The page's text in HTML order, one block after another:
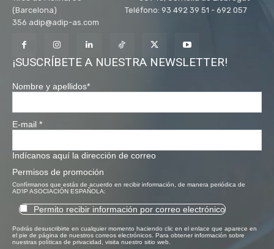
(Barcelona) Teléfono: 93 492 39 51 - 692 057
356 adip@adip-as.com
¡SUSCRÍBETE A NUESTRA NEWSLETTER!
Nombre y apellidos*
E-mail *
Indícanos aquí la dirección de correo
Permisos de promoción
Confírmanos que estás de acuerdo en recibir información, de manera periódica de
AD'IP ASOCIACIÓN ESPAÑOLA:
Permito recibir información por correo electrónico
Podrás desuscribirte en cualquier momento haciendo clic en el enlace que aparece en
el pie de página de nuestros correos electrónicos. Para obtener información sobre
nuestras políticas de privacidad, visita nuestro sitio web.